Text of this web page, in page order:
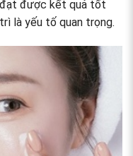
đạt được kết quả tốt
là yếu tố quan trọng.